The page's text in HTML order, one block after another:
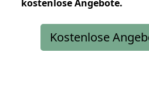
kostenloseAngebote.
Kostenlose